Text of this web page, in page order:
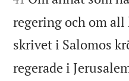
regering och om
skrivet i Salomos
regerade i